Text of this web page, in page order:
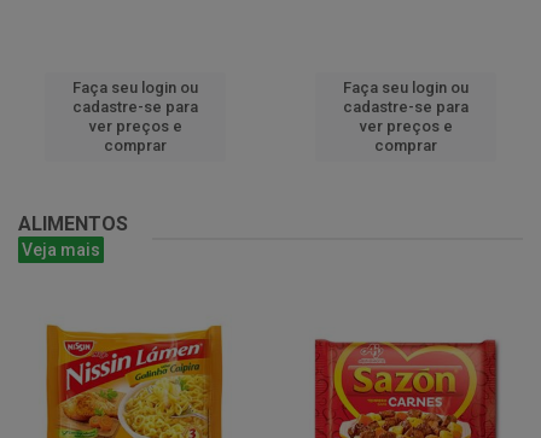
Faça seu login ou
cadastre-se para
ver preços e
comprar
Faça seu login ou
cadastre-se para
ver preços e
comprar
ALIMENTOS
Veja mais